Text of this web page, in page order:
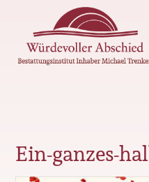
Ein-ganzes-